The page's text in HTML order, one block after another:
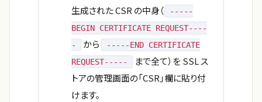
生成された CSR の中身（
-----
BEGIN CERTIFICATE REQUEST----
-
から
-----END CERTIFICATE
REQUEST-----
まで全て）を SSL ス
トアの管理画面の「CSR」欄に貼り付
けます。